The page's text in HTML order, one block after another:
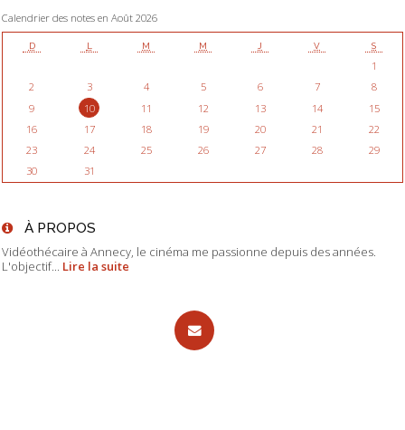
Calendrier des notes en Août 2026
D L M M J V S
1
2
3 4 5 6 7
8
9
10 11 12 13 14
15
16
17 18 19 20 21
22
23
24 25 26 27 28
29
30
31
À PROPOS
Vidéothécaire à Annecy, le cinéma me passionne depuis des années.
L'objectif... Lire la suite